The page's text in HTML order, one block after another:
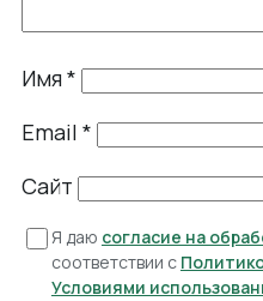
Имя*
Email *
Сайт
Я даю согласие на
соответствии с
Условиями